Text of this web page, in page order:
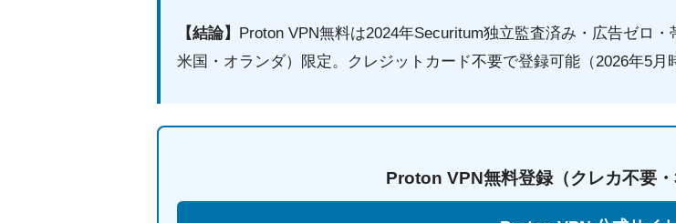
【結論】 Proton VPN無料は2024年Securitum独立監査済み・広告ゼロ
米国・オランダ）限定。クレジットカード不要で登録可能（2026年5月
Proton VPN無料登録（クレカ不要・